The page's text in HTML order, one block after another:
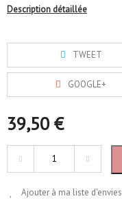
Description détaillée
TWEET
GOOGLE+
39,50 €
Ajouter à ma liste d'envies